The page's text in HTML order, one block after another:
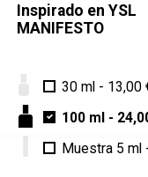
Inspirado en YSL
MANIFESTO
30 ml - 13,00
100 ml -
Muestra 5 ml